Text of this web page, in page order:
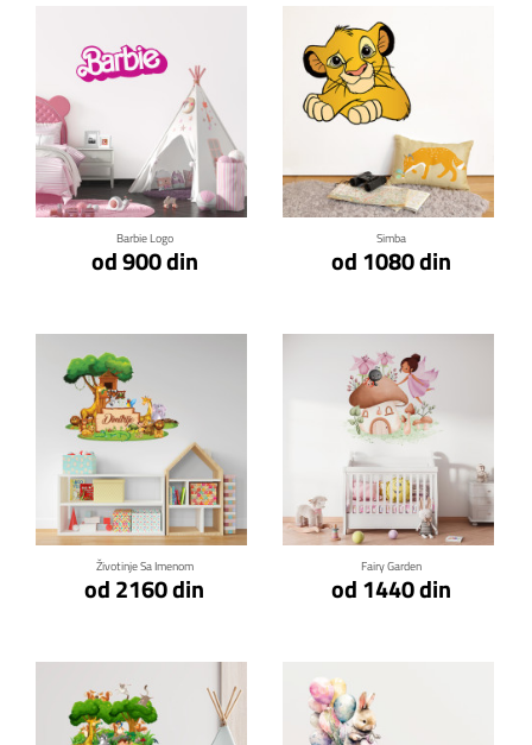
Barbie Logo
od 900 din
Klikni za detalje
Simba
od 1080 din
Klikni za detalje
Životinje Sa Imenom
od 2160 din
Klikni za detalje
Fairy Garden
od 1440 din
Klikni za detalje